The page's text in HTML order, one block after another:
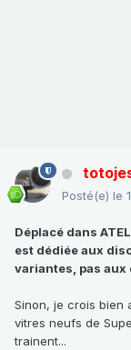
Posté(e) le
Déplacé dans
est dédiée aux
variantes, pas
Sinon, je crois bien
vitres neufs de
trainent...